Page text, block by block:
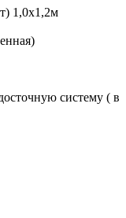
1,0х1,2м
систему ( в